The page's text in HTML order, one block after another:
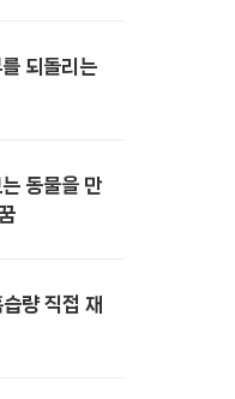
되돌리는
동물을 만
량 직접 재